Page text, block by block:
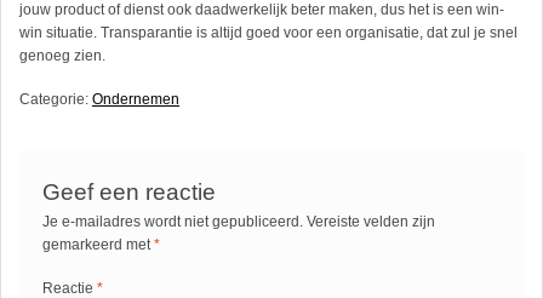
jouw product of dienst ook daadwerkelijk beter maken, dus het is een win-
win situatie. Transparantie is altijd goed voor een organisatie, dat zul je snel
genoeg zien.
Categorie: Ondernemen
Geef een reactie
Je e-mailadres wordt niet gepubliceerd. Vereiste velden zijn
gemarkeerd met*
Reactie*